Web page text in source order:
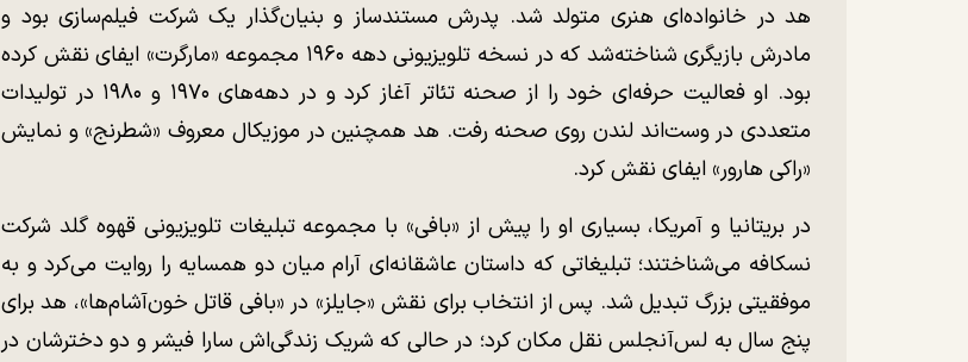
هد در خانواده‌ای هنری متولد شد. پدرش مستندساز و بنیان‌گذار یک شرکت فیلم‌سازی بود و
مادرش بازیگری شناخته‌شد که در نسخه تلویزیونی دهه ۱۹۶۰ مجموعه «مارگرت» ایفای نقش کرده
بود. او فعالیت حرفه‌ای خود را از صحنه تئاتر آغاز کرد و در دهه‌های ۱۹۷۰ و ۱۹۸۰ در تولیدات
متعددی در وست‌اند لندن روی صحنه رفت. هد همچنین در موزیکال معروف «شطرنج» و نمایش
«راکی هارور» ایفای نقش کرد.
در بریتانیا و آمریکا، بسیاری او را پیش از «بافی» با مجموعه تبلیغات تلویزیونی قهوه گلد شرکت
نسکافه می‌شناختند؛ تبلیغاتی که داستان عاشقانه‌ای آرام میان دو همسایه را روایت می‌کرد و به
موفقیتی بزرگ تبدیل شد. پس از انتخاب برای نقش «جایلز» در «بافی قاتل خون‌آشام‌ها»، هد برای
پنج سال به لس‌آنجلس نقل مکان کرد؛ در حالی که شریک زندگی‌اش سارا فیشر و دو دخترشان در